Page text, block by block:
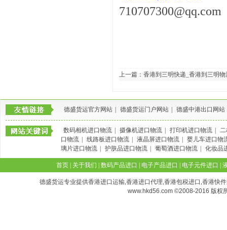
710707300@qq.com
上一篇： 香港到三明快递_香港到三明
德盛货运官方网站 德盛货运门户网站 德盛中港出口网站
数码相机进口物流 摄像机进口物流 打印机进口物流
口物流
线路板进口物流 液晶屏进口物流
婴儿车进口物
璃片进口物流
护肤品进口物流 葡萄酒进口物流 化妆品
首页| 关于我们 数码产品进口 电子产品进口 电子元件进口
德盛货运专业提供香港进口运输,香港进口代理,香港包税进口,香港
www.hkd56.com©2008-2016 版权